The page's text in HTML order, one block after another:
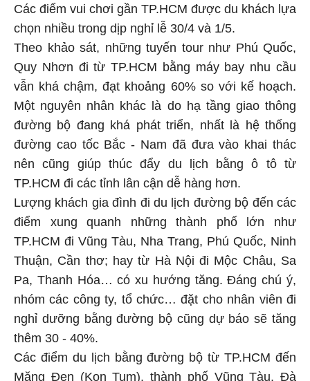
Các điểm vui chơi gần TP.HCM được du khách lựa
chọn nhiều trong dịp nghỉ lễ 30/4 và 1/5.
Theo khảo sát, những tuyến tour như Phú Quốc,
Quy Nhơn đi từTP.HCM bằng máy bay nhu cầu
vẫn khá chậm, đạt khoảng 60% so với kế hoạch.
Một nguyên nhân khác là do hạ tầng giao thông
đường bộ đang khá phát triển, nhất là hệ thống
đường cao tốc Bắc - Nam đã đưa vào khai thác
nên cũng giúp thúc đẩy du lịch bằng ô tô từ
TP.HCM đi các tỉnh lân cận dễ hàng hơn.
Lượng khách gia đình đi du lịch đường bộ đến các
điểm xung quanh những thành phố lớn như
TP.HCM đi Vũng Tàu, Nha Trang, Phú Quốc, Ninh
Thuận, Cần thơ; hay từ Hà Nội đi Mộc Châu, Sa
Pa, Thanh Hóa… có xu hướng tăng. Đáng chú ý,
nhóm các công ty, tổ chức… đặt cho nhân viên đi
nghỉ dưỡng bằng đường bộ cũng dự báo sẽ tăng
thêm 30 - 40%.
Các điểm du lịch bằng đường bộ từTP.HCM đến
Măng Đen (Kon Tum), thành phố Vũng Tàu, Đà